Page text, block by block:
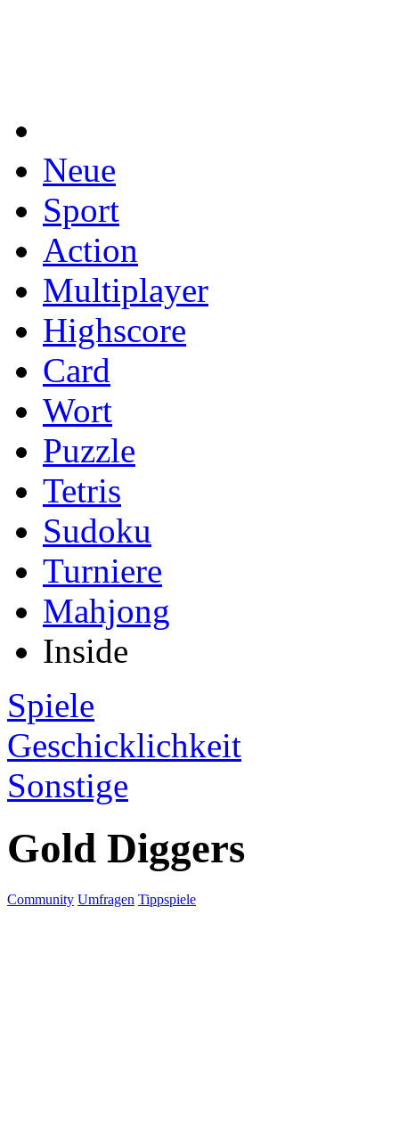
Neue
Sport
Action
Multiplayer
Highscore
Card
Wort
Puzzle
Tetris
Sudoku
Turniere
Mahjong
Inside
Spiele
Geschicklichkeit
Sonstige
Gold Diggers
Community Umfragen Tippspiele